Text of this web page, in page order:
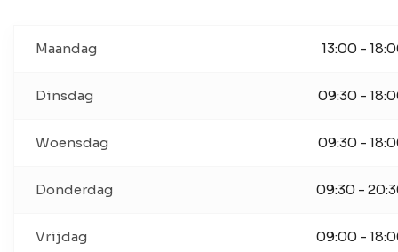
Maandag 13:00 -
Dinsdag 09:30 -
Woensdag 09:30 -
Donderdag 09:30 -
Vrijdag 09:00 -